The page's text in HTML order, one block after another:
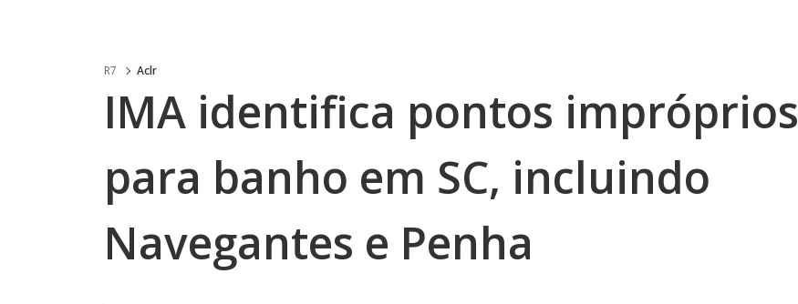
R7 Aclr
IMA identifica pontos impróprios
para banho em SC, incluindo
Navegantes e Penha